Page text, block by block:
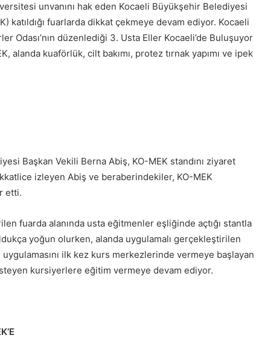
unvanını hak eden Kocaeli Büyükşehir Belediyesi
katıldığı fuarlarda dikkat çekmeye devam ediyor. Kocaeli
Odası’nın düzenlediği 3. Usta Eller Kocaeli’de Buluşuyor
alanda kuaförlük, cilt bakımı, protez tırnak yapımı ve ipek
Başkan Vekili Berna Abiş, KO-MEK standını ziyaret
izleyen Abiş ve beraberindekiler, KO-MEK
etti.
fuarda alanında usta eğitmenler eşliğinde açtığı stantla
yoğun olurken, alanda uygulamalı gerçekleştirilen
ilk kez kurs merkezlerinde vermeye başlayan
kursiyerlere eğitim vermeye devam ediyor.